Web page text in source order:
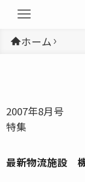
ホーム
2007年8月号
特集
最新物流施設